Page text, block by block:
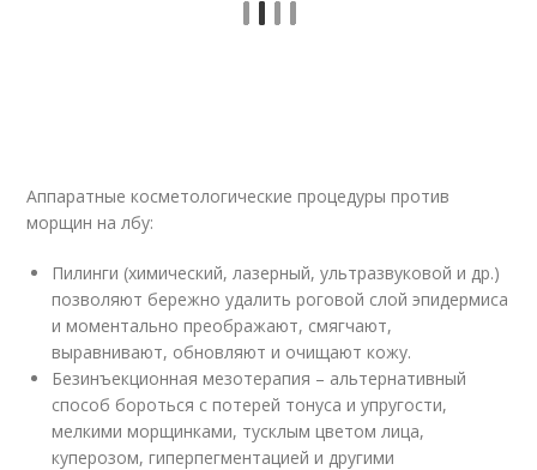
Аппаратные косметологические процедуры против
морщин на лбу:
Пилинги (химический, лазерный, ультразвуковой и др.)
позволяют бережно удалить роговой слой эпидермиса
и моментально преображают, смягчают,
выравнивают, обновляют и очищают кожу.
Безинъекционная мезотерапия – альтернативный
способ бороться с потерей тонуса и упругости,
мелкими морщинками, тусклым цветом лица,
куперозом, гиперпегментацией и другими